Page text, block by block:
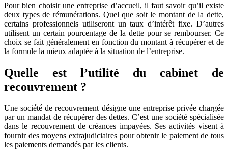
Pour bien choisir une entreprise d’accueil, il faut savoir qu’il existe
deux types de rémunérations. Quel que soit le montant de la dette,
certains professionnels utiliseront un taux d’intérêt fixe. D’autres
utilisent un certain pourcentage de la dette pour se rembourser. Ce
choix se fait généralement en fonction du montant à récupérer et de
la formule la mieux adaptée à la situation de l’entreprise.
Quelle est l’utilité du cabinet de
recouvrement ?
Une société de recouvrement désigne une entreprise privée chargée
par un mandat de récupérer des dettes. C’est une société spécialisée
dans le recouvrement de créances impayées. Ses activités visent à
fournir des moyens extrajudiciaires pour obtenir le paiement de tous
les paiements demandés par les clients.